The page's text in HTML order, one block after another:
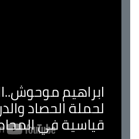
ابراهيم
لحملة الحصاد
قياسية في